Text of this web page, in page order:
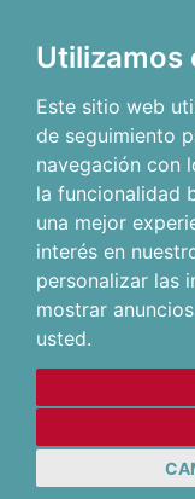
Utilizamos
Este sitio web
de seguimiento
navegación con
la funcionalidad
una mejor
interés en
personalizar las
mostrar
usted.